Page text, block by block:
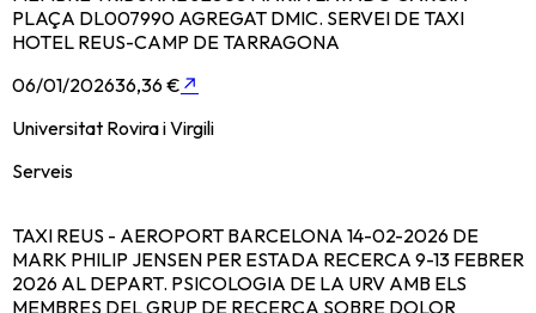
PLAÇA DL007990 AGREGAT DMIC. SERVEI DE TAXI
HOTEL REUS-CAMP DE TARRAGONA
06/01/202636,36 € ↗
Universitat Rovira i Virgili
Serveis
TAXI REUS - AEROPORT BARCELONA 14-02-2026 DE
MARK PHILIP JENSEN PER ESTADA RECERCA 9-13 FEBRER
2026 AL DEPART. PSICOLOGIA DE LA URV AMB ELS
MEMBRES DEL GRUP DE RECERCA SOBRE DOLOR